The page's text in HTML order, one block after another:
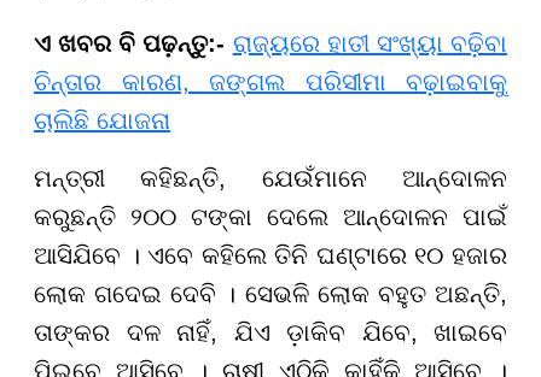
ଏ ଖବର ବି ପଢ଼ନ୍ତୁ:- ରାଜ୍ୟରେ ହାତୀ ସଂଖ୍ୟା ବଢ଼ିବା
ଚିନ୍ତାର କାରଣ, ଜଙ୍ଗଲ ପରିସୀମା ବଢ଼ାଇବାକୁ
ଚାଲିଛି ଯୋଜନା
ମନ୍ତ୍ରୀ କହିଛନ୍ତି, ଯେଉଁମାନେ ଆନ୍ଦୋଳନ
କରୁଛନ୍ତି ୨୦୦ ଟଙ୍କା ଦେଲେ ଆନ୍ଦୋଳନ ପାଇଁ
ଆସିଯିବେ । ଏବେ କହିଲେ ତିନି ଘଣ୍ଟାରେ ୧୦ ହଜାର
ଲୋକ ଗଦେଇ ଦେବି । ସେଭଳି ଲୋକ ବହୁତ ଅଛନ୍ତି,
ତାଙ୍କର ଦଳ ନାହିଁ, ଯିଏ ଡ଼ାକିବ ଯିବେ, ଖାଇବେ
ପିଇବେ ଆସିବେ । ଚାଷୀ ଏଠିକି କାହିଁକି ଆସିବେ ।